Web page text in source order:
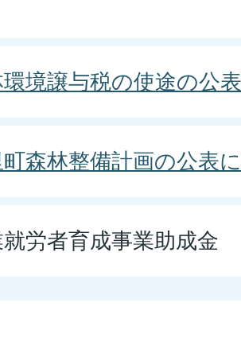
境譲与税の使途の公
森林整備計画の公表
労者育成事業助成金